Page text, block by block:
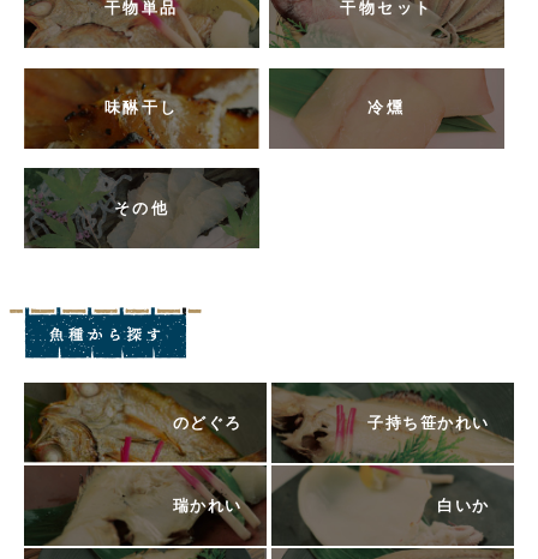
干物単品 干物セット
味醂干し 冷燻
その他
のどぐろ 子持ち笹かれい
瑞かれい 白いか